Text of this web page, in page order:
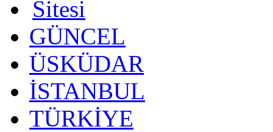
GÜNCEL
ÜSKÜDAR
İSTANBUL
TÜRKİYE